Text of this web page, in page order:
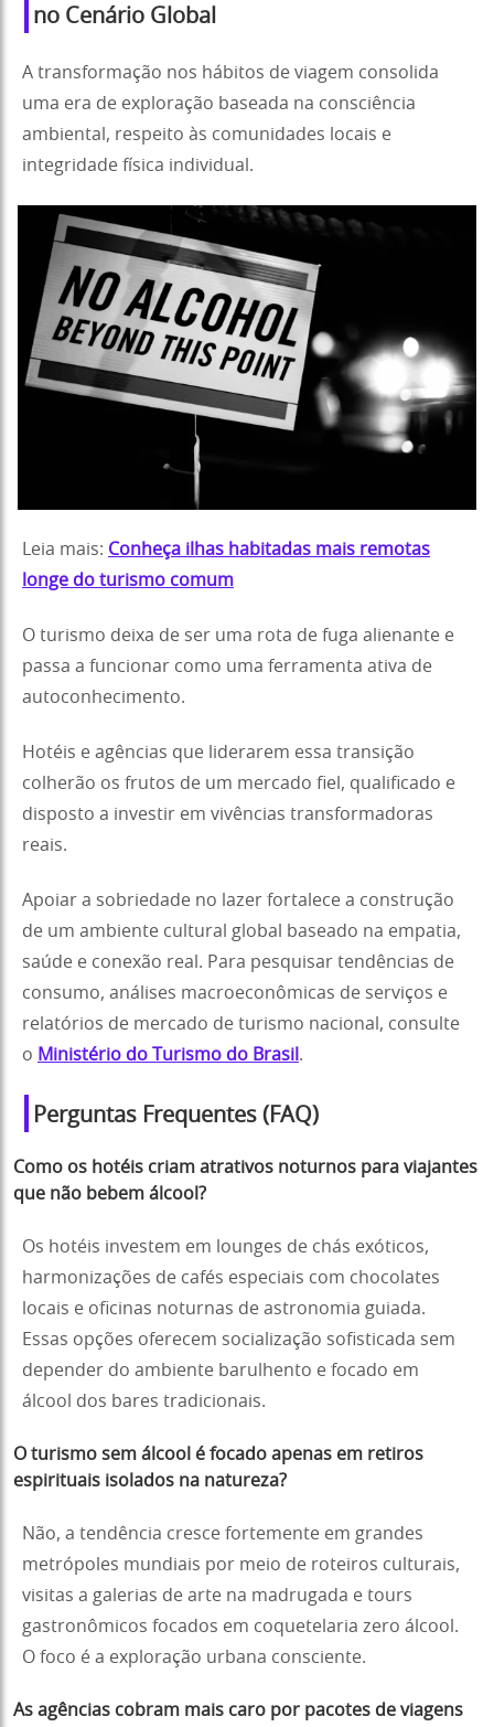
no Cenário Global
A transformação nos hábitos de viagem consolida
uma era de exploração baseada na consciência
ambiental, respeito às comunidades locais e
integridade física individual.
Leia mais: Conheça ilhas habitadas mais remotas
longe do turismo comum
O turismo deixa de ser uma rota de fuga alienante e
passa a funcionar como uma ferramenta ativa de
autoconhecimento.
Hotéis e agências que liderarem essa transição
colherão os frutos de um mercado fiel, qualificado e
disposto a investir em vivências transformadoras
reais.
Apoiar a sobriedade no lazer fortalece a construção
de um ambiente cultural global baseado na empatia,
saúde e conexão real. Para pesquisar tendências de
consumo, análises macroeconômicas de serviços e
relatórios de mercado de turismo nacional, consulte
o Ministério do Turismo do Brasil .
Perguntas Frequentes (FAQ)
Como os hotéis criam atrativos noturnos para viajantes
que não bebem álcool?
Os hotéis investem em lounges de chás exóticos,
harmonizações de cafés especiais com chocolates
locais e oficinas noturnas de astronomia guiada.
Essas opções oferecem socialização sofisticada sem
depender do ambiente barulhento e focado em
álcool dos bares tradicionais.
O turismo sem álcool é focado apenas em retiros
espirituais isolados na natureza?
Não, a tendência cresce fortemente em grandes
metrópoles mundiais por meio de roteiros culturais,
visitas a galerias de arte na madrugada e tours
gastronômicos focados em coquetelaria zero álcool.
O foco é a exploração urbana consciente.
As agências cobram mais caro por pacotes de viagens